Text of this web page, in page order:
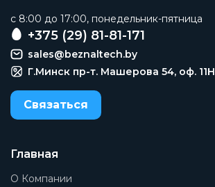
c 8:00 до 17:00, понедельник-пятница
+375 (29) 81-81-171
sales@beznaltech.by
Г.Минск пр-т. Машерова 54, оф. 11H
Связаться
Главная
О Компании